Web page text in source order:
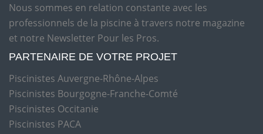
Nous sommes en relation constante avec les
professionnels de la piscine à travers notre magazine
et notre Newsletter Pour les Pros.
PARTENAIRE DE VOTRE PROJET
Piscinistes Auvergne-Rhône-Alpes
Piscinistes Bourgogne-Franche-Comté
Piscinistes Occitanie
Piscinistes PACA